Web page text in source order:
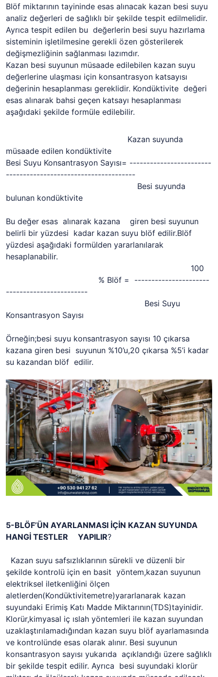
Blöf miktarının tayininde esas alınacak kazan besi suyu
analiz değerleri de sağlıklı bir şekilde tespit edilmelidir.
Ayrıca tespit edilen bu değerlerin besi suyu hazırlama
sisteminin işletilmesine gerekli özen gösterilerek
değişmezliğinin sağlanması lazımdır.
Kazan besi suyunun müsaade edilebilen kazan suyu
değerlerine ulaşması için konsantrasyon katsayısı
değerinin hesaplanması gereklidir. Kondüktivite değeri
esas alınarak bahsi geçen katsayı hesaplanması
aşağıdaki şekilde formüle edilebilir.
Kazan suyunda
müsaade edilen kondüktivite
Besi Suyu Konsantrasyon Sayısı= ------------------------
--------------------------------------
Besi suyunda
bulunan kondüktivite
Bu değer esas alınarak kazana giren besi suyunun
belirli bir yüzdesi kadar kazan suyu blöf edilir.Blöf
yüzdesi aşağıdaki formülden yararlanılarak
hesaplanabilir.
100
% Blöf = ----------------------
------------------------
Besi Suyu
Konsantrasyon Sayısı
Örneğin;besi suyu konsantrasyon sayısı 10 çıkarsa
kazana giren besi suyunun %10’u,20 çıkarsa %5’i kadar
su kazandan blöf edilir.
5-BLÖF’ÜN AYARLANMASI İÇİN KAZAN SUYUNDA
HANGİ TESTLER YAPILIR?
Kazan suyu safsızlıklarının sürekli ve düzenli bir
şekilde kontrolü için en basit yöntem,kazan suyunun
elektriksel iletkenliğini ölçen
aletlerden(Kondüktivitemetre)yararlanarak kazan
suyundaki Erimiş Katı Madde Miktarının(TDS)tayinidir.
Klorür,kimyasal iç ıslah yöntemleri ile kazan suyundan
uzaklaştırılamadığından kazan suyu blöf ayarlamasında
ve kontrolünde esas olarak alınır. Besi suyunun
konsantrasyon sayısı yukarıda açıklandığı üzere sağlıklı
bir şekilde tespit edilir. Ayrıca besi suyundaki klorür